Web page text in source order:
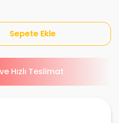
Sepete Ekle
Hızlı Teslimat